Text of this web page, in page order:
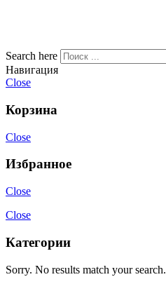
Search here
Навигация
Close
Корзина
Close
Избранное
Close
Close
Категории
Sorry. No results match your search.